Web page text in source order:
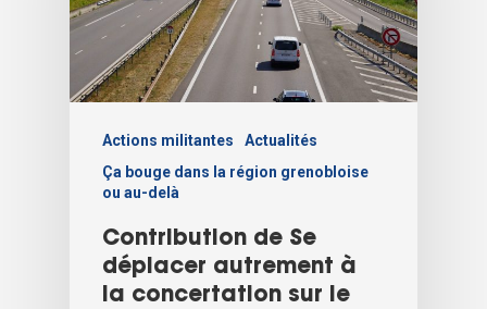
Actions militantes
Actualités
Ça bouge dans la région grenobloise
ou au-delà
Contribution de Se
déplacer autrement à
la concertation sur le